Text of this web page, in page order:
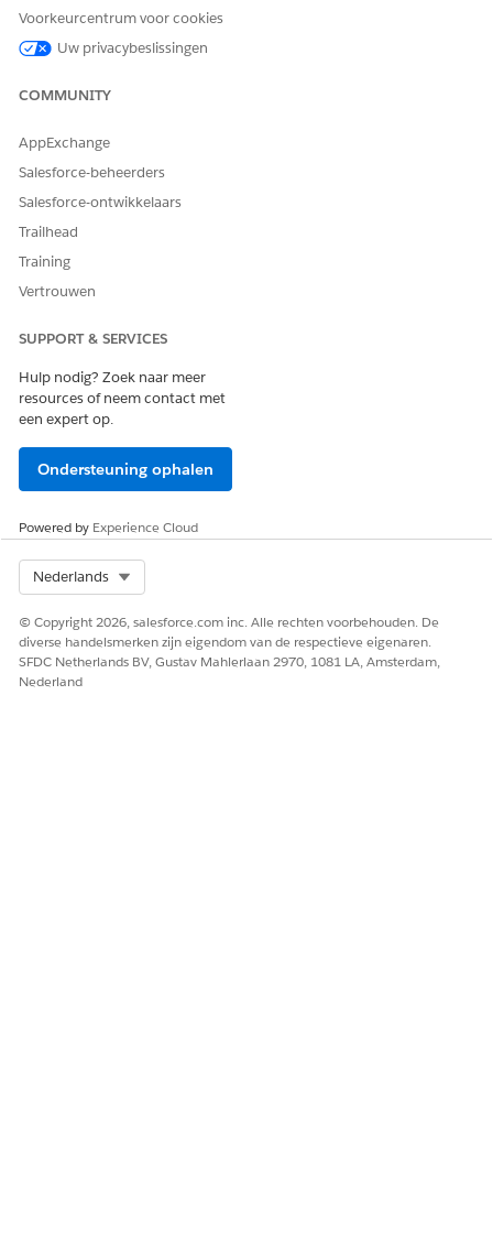
werknemerslicentie opMigratie starten
Controleer de informatie en klik op
Configureer uw migratie door Oorspronkelijk profiel
(waaruit u wilt migreren) en Nieuw profiel (waarnaar u wilt
Bekijk de voortgang van uw migratie onder Migratiestatus
bijhouden.
Valideer uw migratie.
HEEFT DIT ARTIKEL UW PROBLEEM OPGELOST?
Voorkeurcentrum voor cookies
Uw privacybeslissingen
COMMUNITY
AppExchange
Salesforce-beheerders
Salesforce-ontwikkelaars
Trailhead
Training
Vertrouwen
SUPPORT & SERVICES
Hulp nodig? Zoek naar meer
resources of neem contact met
een expert op.
Ondersteuning ophalen
Powered by Experience Cloud
Nederlands
© Copyright 2026, salesforce.com inc. Alle rechten voorbehouden. De
diverse handelsmerken zijn eigendom van de respectieve eigenaren.
SFDC Netherlands BV, Gustav Mahlerlaan 2970, 1081 LA, Amsterdam,
Nederland